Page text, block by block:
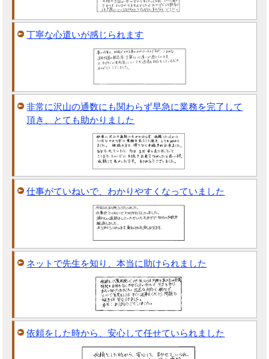
丁寧な心遣いが感じられます
非常に沢山の通数にも関わらず早急に業務を完了して
頂き、とても助かりました
仕事がていねいで、わかりやすくなっていました
ネットで先生を知り、本当に助けられました
依頼をした時から、安心して任せていられました